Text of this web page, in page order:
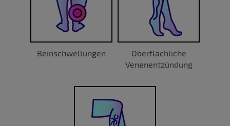
Beinschwellungen
Oberflächliche
Venenentzündung